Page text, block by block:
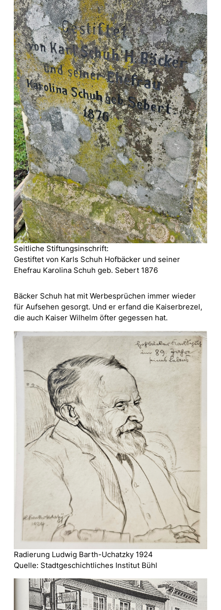
Seitliche Stiftungsinschrift:
Gestiftet von Karls Schuh Hofbäcker und seiner
Ehefrau Karolina Schuh geb. Sebert 1876
Bäcker Schuh hat mit Werbesprüchen immer wieder
für Aufsehen gesorgt. Und er erfand die Kaiserbrezel,
die auch Kaiser Wilhelm öfter gegessen hat.
Radierung Ludwig Barth-Uchatzky 1924
Quelle: Stadtgeschichtliches Institut Bühl